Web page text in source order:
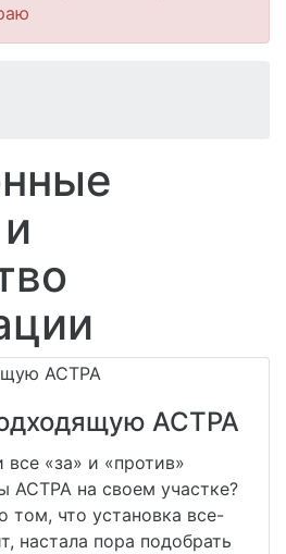
АСТРА
«за» и «против»
АСТРА на своем участке?
что установка все-
настала пора подобрать